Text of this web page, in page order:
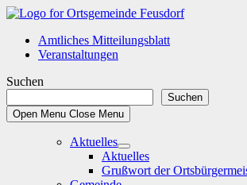
Skip
contentAmtliches Mitteilungsblatt
Veranstaltungen
Suchen
Suchen
Open Menu Close Menu
Aktuelles
Show
sub
menu
Aktuelles
Grußwort der